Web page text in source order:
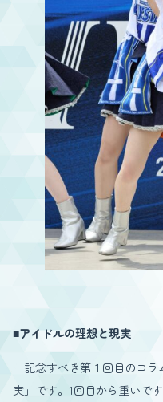
■アイドルの理想と現実
記念すべき第１回目のコラ
実」です。1回目から重いで